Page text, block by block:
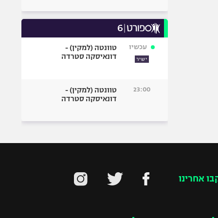
עכשיו
ישיר
טוונטה (למקין) -
דונאיסקה סטרדה
23:00
טוונטה (למקין) -
דונאיסקה סטרדה
אחרינו